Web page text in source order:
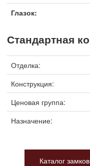
Глазок:
Стандартная
Отделка:
Конструкция:
Ценовая группа:
Назначение:
Каталог замков